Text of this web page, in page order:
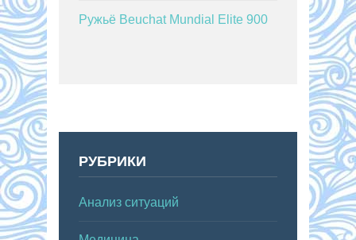
Ружьё Beuchat Mundial Elite 900
РУБРИКИ
Анализ ситуаций